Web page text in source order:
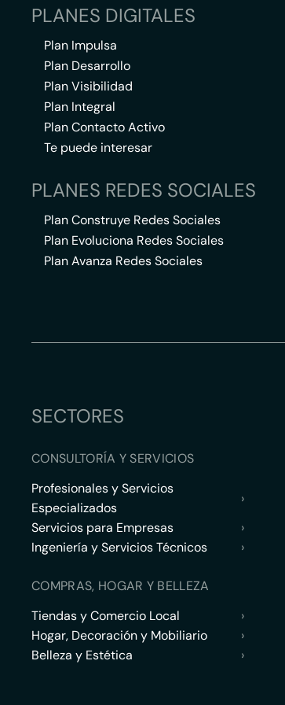
PLANES DIGITALES
Plan Impulsa
Plan Desarrollo
Plan Visibilidad
Plan Integral
Plan Contacto Activo
Te puede interesar
PLANES REDES SOCIALES
Plan Construye Redes Sociales
Plan Evoluciona Redes Sociales
Plan Avanza Redes Sociales
SECTORES
CONSULTORÍA Y SERVICIOS
Profesionales y Servicios
Especializados
›
Servicios para Empresas
›
Ingeniería y Servicios Técnicos
›
COMPRAS, HOGAR Y BELLEZA
Tiendas y Comercio Local
›
Hogar, Decoración y Mobiliario
›
Belleza y Estética
›